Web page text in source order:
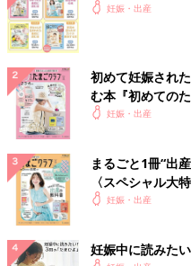
妊娠・出産
初めて妊娠され
む本『初めての
妊娠・出産
まるごと1冊“出
〈スペシャル大
妊娠・出産
妊娠中に読みた